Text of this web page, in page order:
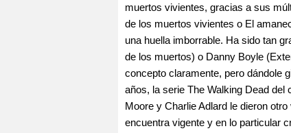
muertos vivientes, gracias a sus
de los muertos vivientes o El
una huella imborrable. Ha sido tan
de los muertos) o Danny Boyle
concepto claramente, pero dándole
años, la serie The Walking Dead
Moore y Charlie Adlard le dieron
encuentra vigente y en lo particular